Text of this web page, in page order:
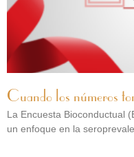
Cuando los números
La Encuesta Bioconductual
un enfoque en la